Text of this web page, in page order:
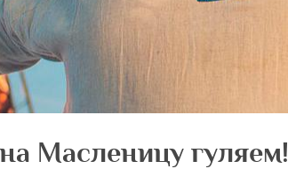
Масленицу гуляем!